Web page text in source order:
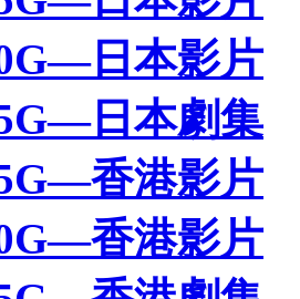
日本影片
日本劇集
香港影片
香港影片